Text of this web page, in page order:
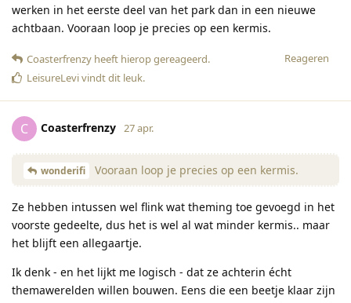
werken in het eerste deel van het park dan in een nieuwe
achtbaan. Vooraan loop je precies op een kermis.
Reageren
Coasterfrenzy heeft hierop gereageerd.
LeisureLevivindt dit leuk.
C Coasterfrenzy 27 apr.
wonderifi Vooraan loop je precies op een kermis.
Ze hebben intussen wel flink wat theming toe gevoegd in het
voorste gedeelte, dus het is wel al wat minder kermis.. maar
het blijft een allegaartje.
Ik denk - en het lijkt me logisch - dat ze achterin écht
themawerelden willen bouwen. Eens die een beetje klaar zijn